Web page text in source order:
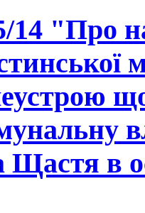
"Про
Щастя в